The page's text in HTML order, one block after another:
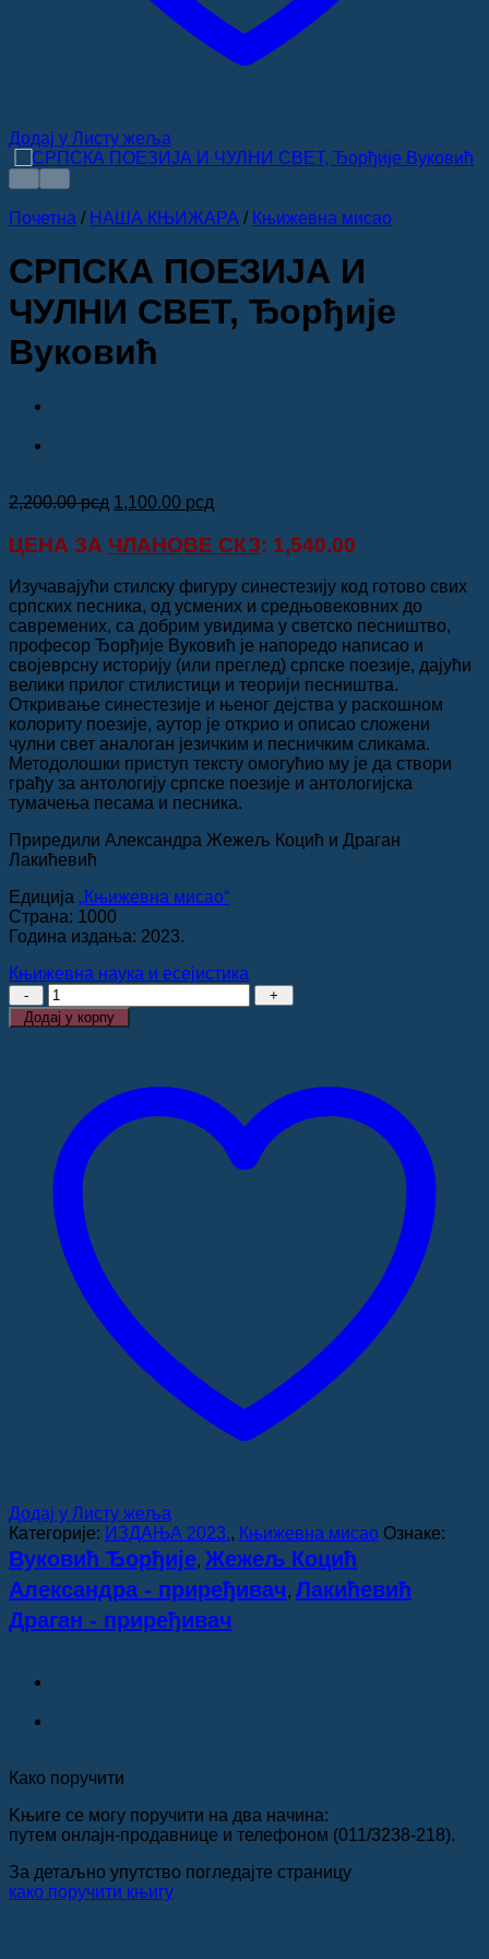
Додај у Листу жеља
Почетна / НАША КЊИЖАРА / Књижевна мисао
СРПСКА ПОЕЗИЈА И
ЧУЛНИ СВЕТ, Ђорђије
Вуковић
2,200.00рсд Оригинална
је
била:
2,200.00 рсд.
1,100.00 рсд
је:
1,100.00 рсд.
ЦЕНА ЗА ЧЛАНОВЕ СКЗ: 1,540.00
Изучавајући стилску фигуру синестезију код готово свих
српских песника, од усмених и средњовековних до
савремених, са добрим увидима у светско песништво,
професор Ђорђије Вуковић је напоредо написао и
својеврсну историју (или преглед) српске поезије, дајући
велики прилог стилистици и теорији песништва.
Откривање синестезије и њеног дејства у раскошном
колориту поезије, аутор је открио и описао сложени
чулни свет аналоган језичким и песничким сликама.
Методолошки приступ тексту омогућио му је да створи
грађу за антологију српске поезије и антологијска
тумачења песама и песника.
Приредили Александра Жежељ Коцић и Драган
Лакићевић
Едиција „Књижевна мисао“
Страна: 1000
Година издања: 2023.
Књижевна наука и есејистика
СРПСКА
ПОЕЗИЈА
И
Вуковић
количина
Додај у корпу
Додај у Листу жеља
Категорије: ИЗДАЊА 2023., Књижевна мисао Ознаке:
Вуковић Ђорђије, Жежељ Коцић
Александра - приређивач, Лакићевић
Драган - приређивач
Како поручити
Kњиге се могу поручити на два начина:
путем онлајн-продавнице и телефоном (011/3238-218).
За детаљно упутство погледајте страницу
како поручити књигу